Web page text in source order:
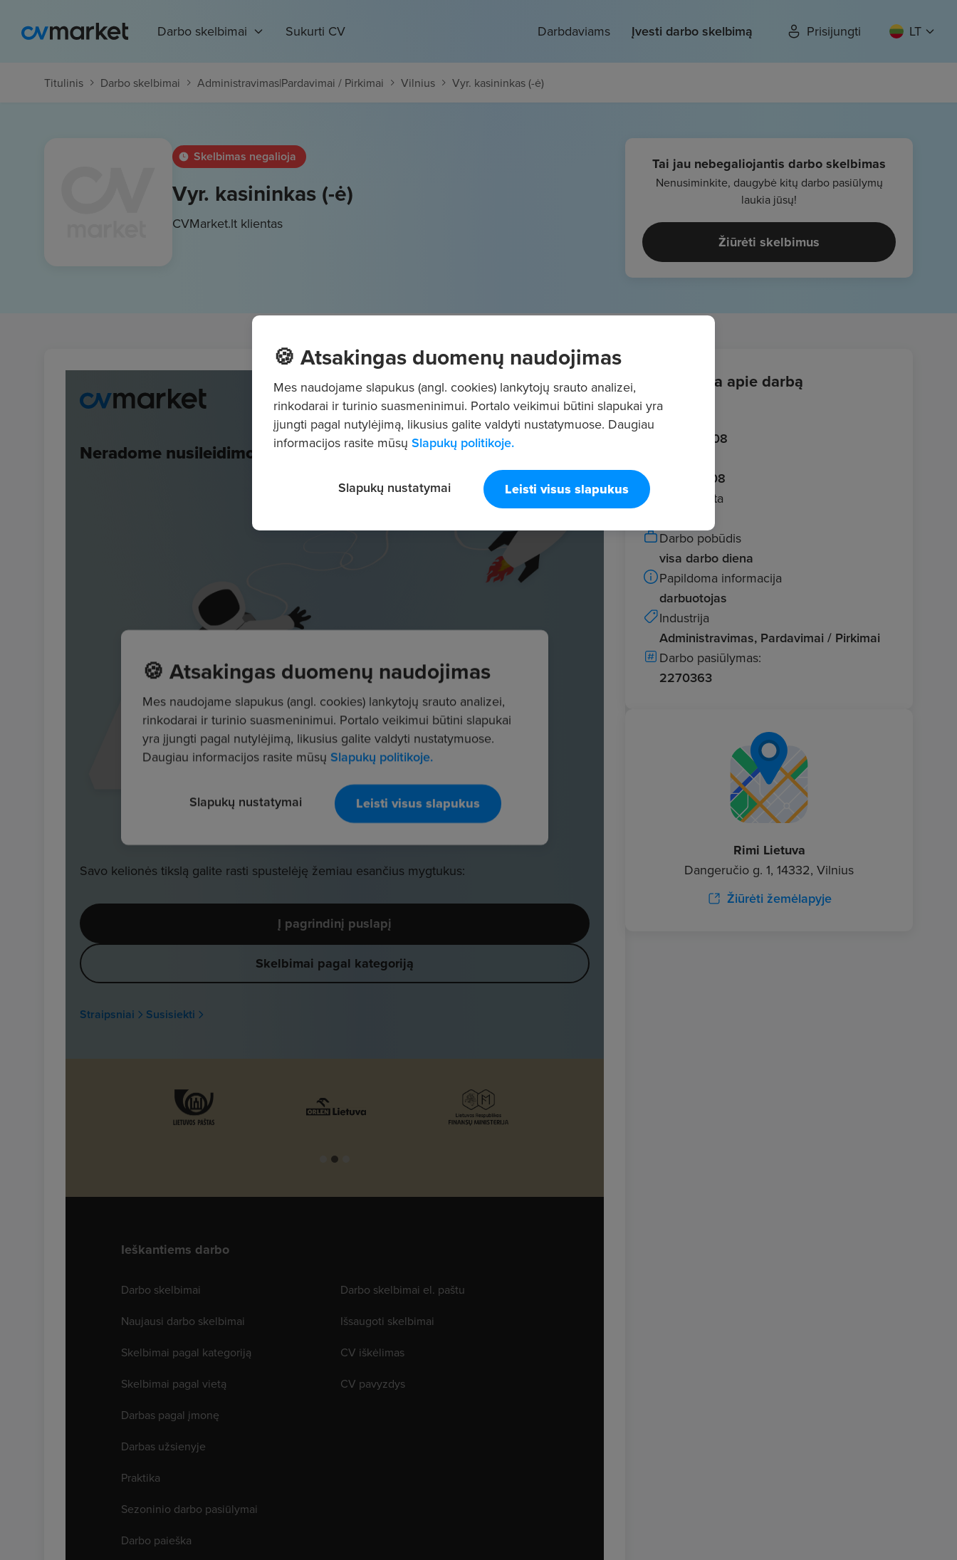
Darbo skelbimai Sukurti CV Darbdaviams Įvesti darbo skelbimą Prisijungti LT
Titulinis Darbo skelbimai Administravimas|Pardavimai / Pirkimai Vilnius Vyr. kasininkas (-ė)
Skelbimas negalioja
Vyr. kasininkas (-ė)
CVMarket.lt klientas
Tai jau nebegaliojantis darbo skelbimas
Nenusiminkite, daugybė kitų darbo pasiūlymų
laukia jūsų!
Žiūrėti skelbimus
Informacija apie darbą
2026.06.08
2026.07.08
Darbo vieta
Darbo pobūdis
visa darbo diena
Papildoma informacija
darbuotojas
Industrija
Administravimas, Pardavimai / Pirkimai
Darbo pasiūlymas:
2270363
Rimi Lietuva
Dangeručio g. 1, 14332, Vilnius
Žiūrėti žemėlapyje
🍪 Atsakingas duomenų naudojimas
Mes naudojame slapukus (angl. cookies) lankytojų srauto analizei,
rinkodarai ir turinio suasmeninimui. Portalo veikimui būtini slapukai yra
įjungti pagal nutylėjimą, likusius galite valdyti nustatymuose. Daugiau
informacijos rasite mūsų Slapukų politikoje.
Leisti visus slapukus
Slapukų nustatymai